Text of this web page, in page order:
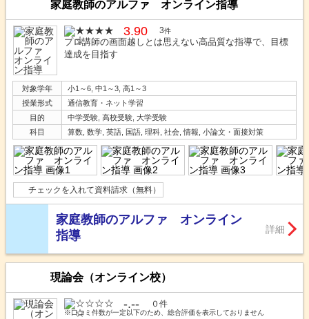
家庭教師のアルファ オンライン指導
3.90 3件
プロ講師の画面越しとは思えない高品質な指導で、目標
達成を目指す
対象学年
小1～6, 中1～3, 高1～3
授業形式
通信教育・ネット学習
目的
中学受験, 高校受験, 大学受験
科目
算数, 数学, 英語, 国語, 理科, 社会, 情報, 小論文・面接対策
チェックを入れて資料請求（無料）
家庭教師のアルファ オンライン
指導
詳細
現論会（オンライン校）
-.-- ０件
※口コミ件数が一定以下のため、総合評価を表示しておりません